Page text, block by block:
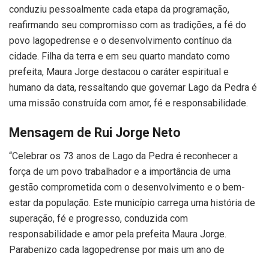
conduziu pessoalmente cada etapa da programação,
reafirmando seu compromisso com as tradições, a fé do
povo lagopedrense e o desenvolvimento contínuo da
cidade. Filha da terra e em seu quarto mandato como
prefeita, Maura Jorge destacou o caráter espiritual e
humano da data, ressaltando que governar Lago da Pedra é
uma missão construída com amor, fé e responsabilidade.
Mensagem de Rui Jorge Neto
“Celebrar os 73 anos de Lago da Pedra é reconhecer a
força de um povo trabalhador e a importância de uma
gestão comprometida com o desenvolvimento e o bem-
estar da população. Este município carrega uma história de
superação, fé e progresso, conduzida com
responsabilidade e amor pela prefeita Maura Jorge.
Parabenizo cada lagopedrense por mais um ano de